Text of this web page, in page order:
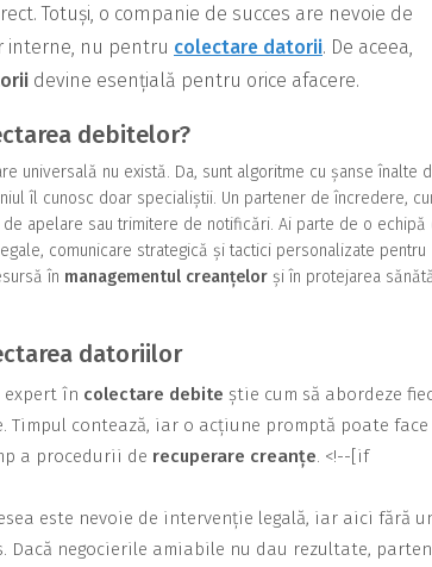
Totuși, o companie de succes are nevoie de
interne, nu pentru colectare datorii. De aceea,
devine esențială pentru orice afacere.
debitelor?
universală nu există. Da, sunt algoritme cu șanse înalte
îl cunosc doar specialiștii. Un partener de încredere,
apelare sau trimitere de notificări. Ai parte de o echipă
comunicare strategică și tactici personalizate pentru
în managementul creanțelor și în protejarea
datoriilor
expert în colectare debite știe cum să abordeze
Timpul contează, iar o acțiune promptă poate face
a procedurii de recuperare creanțe. <!--[if
este nevoie de intervenție legală, iar aici fără
Dacă negocierile amiabile nu dau rezultate,